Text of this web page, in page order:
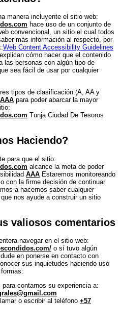
manera incluyente el sitio web:
hace uso de un conjunto de
convencional, un sitio el cual todos
más información al respecto, por
Web Content Accessibility Guidelines
cómo hacer que el contenido
las personas con algún tipo de
sea fácil de usar por cualquier
tipos de clasificación:(A, AA y
AAA para poder abarcar la mayor
Tunja Ciudad De Tesoros
Haciendo?
para que el sitio:
alcance la meta de poder
AAA Estaremos monitoreando
con la firme decisión de continuar
a hacernos saber cualquier
nos ayude a construir un sitio
valiosos comentarios
navegar en el sitio web:
o sí tuvo algún
en ponerse en contacto con
sus inquietudes haciendo uso
contarnos su experiencia a:
o escribir al teléfono +57